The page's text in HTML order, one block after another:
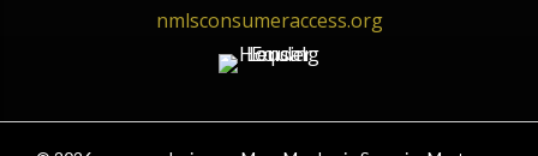
nmlsconsumeraccess.org